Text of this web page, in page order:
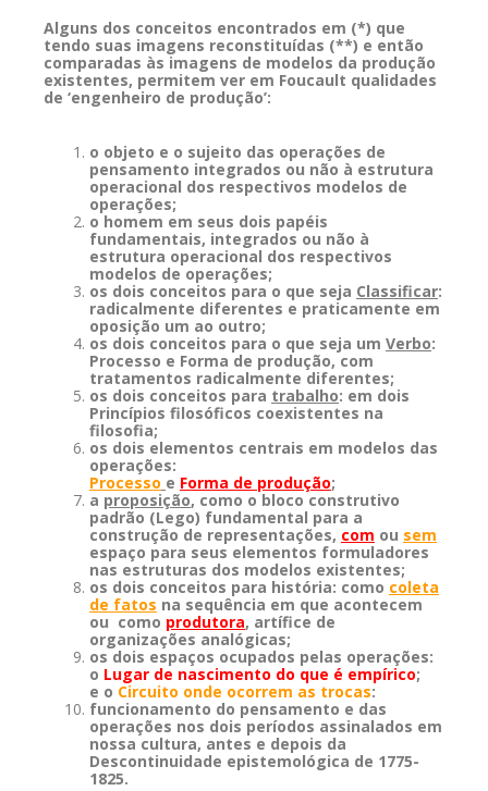
Alguns dos conceitos encontrados em (*) que
tendo suas imagens reconstituídas (**) e então
comparadas às imagens de modelos da produção
existentes, permitem ver em Foucault qualidades
de ‘engenheiro de produção’:
o objeto e o sujeito das operações de
pensamento integrados ou não à estrutura
operacional dos respectivos modelos de
operações;
o homem em seus dois papéis
fundamentais, integrados ou não à
estrutura operacional dos respectivos
modelos de operações;
os dois conceitos para o que seja Classificar:
radicalmente diferentes e praticamente em
oposição um ao outro;
os dois conceitos para o que seja um Verbo:
Processo e Forma de produção, com
tratamentos radicalmente diferentes;
os dois conceitos para trabalho: em dois
Princípios filosóficos coexistentes na
filosofia;
os dois elementos centrais em modelos das
operações:
Processo e Forma de produção;
a proposição, como o bloco construtivo
padrão (Lego) fundamental para a
construção de representações, com ou sem
espaço para seus elementos formuladores
nas estruturas dos modelos existentes;
os dois conceitos para história: como coleta
de fatos na sequência em que acontecem
ou como produtora, artífice de
organizações analógicas;
os dois espaços ocupados pelas operações:
o Lugar de nascimento do que é empírico;
e o Circuito onde ocorrem as trocas:
funcionamento do pensamento e das
operações nos dois períodos assinalados em
nossa cultura, antes e depois da
Descontinuidade epistemológica de 1775-
1825.